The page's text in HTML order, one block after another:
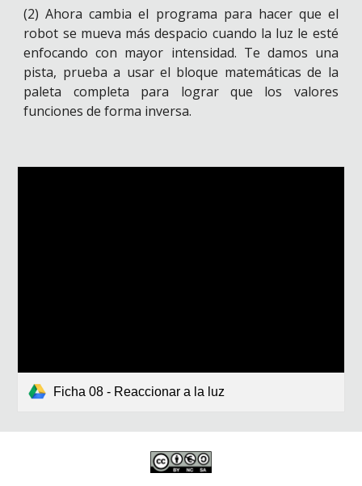
(2) Ahora cambia el programa para hacer que el
robot se mueva más despacio cuando la luz le esté
enfocando con mayor intensidad. Te damos una
pista, prueba a usar el bloque matemáticas de la
paleta completa para lograr que los valores
funciones de forma inversa.
Ficha 08 - Reaccionar a la luz